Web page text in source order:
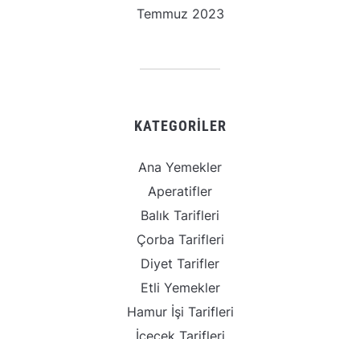
Temmuz 2023
KATEGORILER
Ana Yemekler
Aperatifler
Balık Tarifleri
Çorba Tarifleri
Diyet Tarifler
Etli Yemekler
Hamur İşi Tarifleri
İçecek Tarifleri